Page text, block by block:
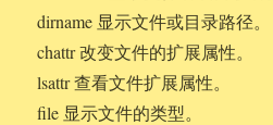
dirname 显示文件或目录路径。
chattr 改变文件的扩展属性。
lsattr 查看文件扩展属性。
file 显示文件的类型。